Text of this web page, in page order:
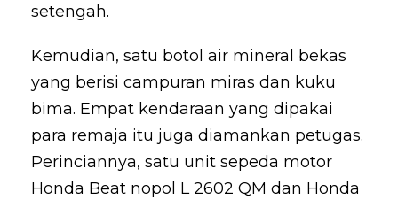
setengah.
Kemudian, satu botol air mineral bekas
yang berisi campuran miras dan kuku
bima. Empat kendaraan yang dipakai
para remaja itu juga diamankan petugas.
Perinciannya, satu unit sepeda motor
Honda Beat nopol L 2602 QM dan Honda